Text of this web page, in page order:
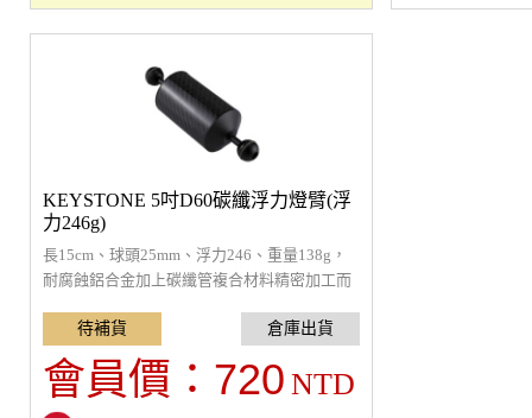
KEYSTONE 5吋D60碳纖浮力燈臂(浮
力246g)
長15cm、球頭25mm、浮力246、重量138g，
耐腐蝕鋁合金加上碳纖管複合材料精密加工而
會員價： 720 NTD